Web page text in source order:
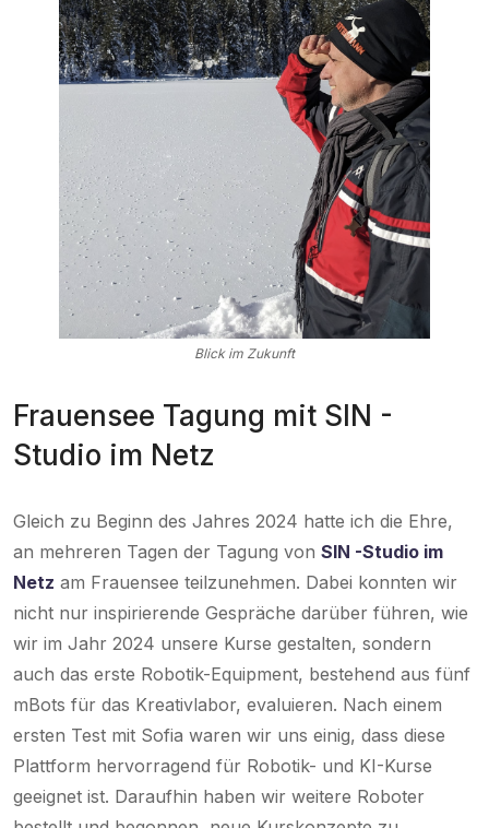
Blick im Zukunft
Frauensee Tagung mit SIN -
Studio im Netz
Gleich zu Beginn des Jahres 2024 hatte ich die Ehre,
an mehreren Tagen der Tagung von SIN -Studio im
Netz am Frauensee teilzunehmen. Dabei konnten wir
nicht nur inspirierende Gespräche darüber führen, wie
wir im Jahr 2024 unsere Kurse gestalten, sondern
auch das erste Robotik-Equipment, bestehend aus fünf
mBots für das Kreativlabor, evaluieren. Nach einem
ersten Test mit Sofia waren wir uns einig, dass diese
Plattform hervorragend für Robotik- und KI-Kurse
geeignet ist. Daraufhin haben wir weitere Roboter